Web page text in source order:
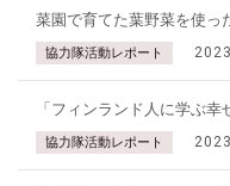
菜園で育てた葉野菜を使っ
協力隊活動レポート
「フィンランド人に学ぶ
協力隊活動レポート